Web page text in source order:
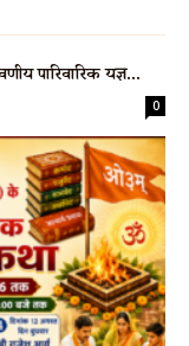
पारिवारिक यज्ञ...
0